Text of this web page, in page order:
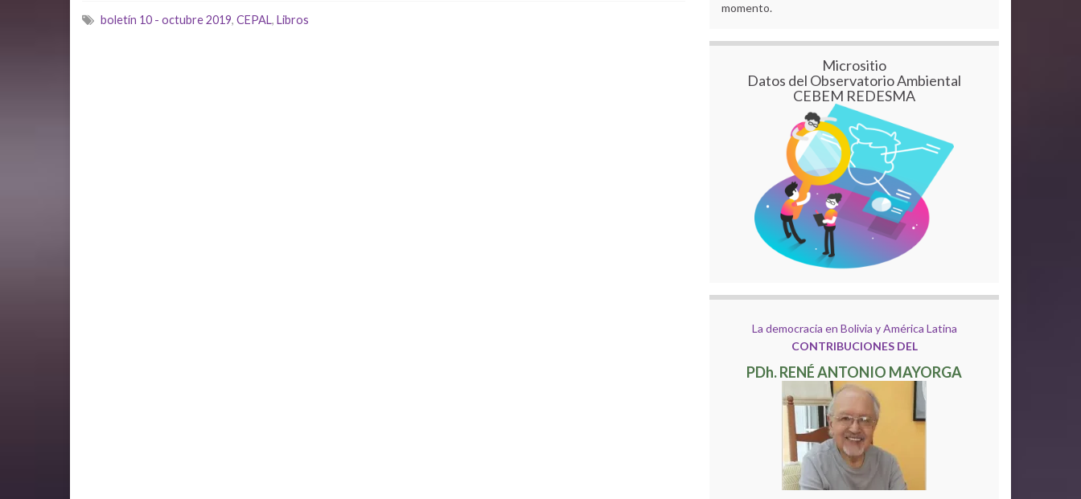
boletín 10 - octubre 2019, CEPAL, Libros
momento.
Micrositio
Datos del Observatorio Ambiental
CEBEM REDESMA
La democracia en Bolivia y América Latina
CONTRIBUCIONES DEL
PDh. RENÉ ANTONIO MAYORGA